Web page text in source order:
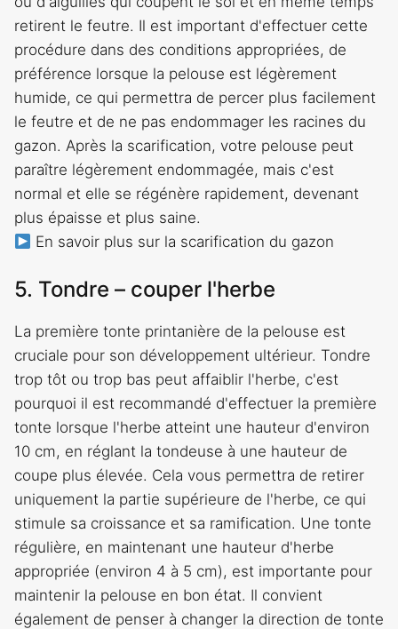
retirent le feutre. Il est important d'effectuer cette
procédure dans des conditions appropriées, de
préférence lorsque la pelouse est légèrement
humide, ce qui permettra de percer plus facilement
le feutre et de ne pas endommager les racines du
gazon. Après la scarification, votre pelouse peut
paraître légèrement endommagée, mais c'est
normal et elle se régénère rapidement, devenant
plus épaisse et plus saine.
En savoir plus sur la scarification du gazon
5. Tondre – couper l'herbe
La première tonte printanière de la pelouse est
cruciale pour son développement ultérieur. Tondre
trop tôt ou trop bas peut affaiblir l'herbe, c'est
pourquoi il est recommandé d'effectuer la première
tonte lorsque l'herbe atteint une hauteur d'environ
10 cm, en réglant la tondeuse à une hauteur de
coupe plus élevée. Cela vous permettra de retirer
uniquement la partie supérieure de l'herbe, ce qui
stimule sa croissance et sa ramification. Une tonte
régulière, en maintenant une hauteur d'herbe
appropriée (environ 4 à 5 cm), est importante pour
maintenir la pelouse en bon état. Il convient
également de penser à changer la direction de tonte